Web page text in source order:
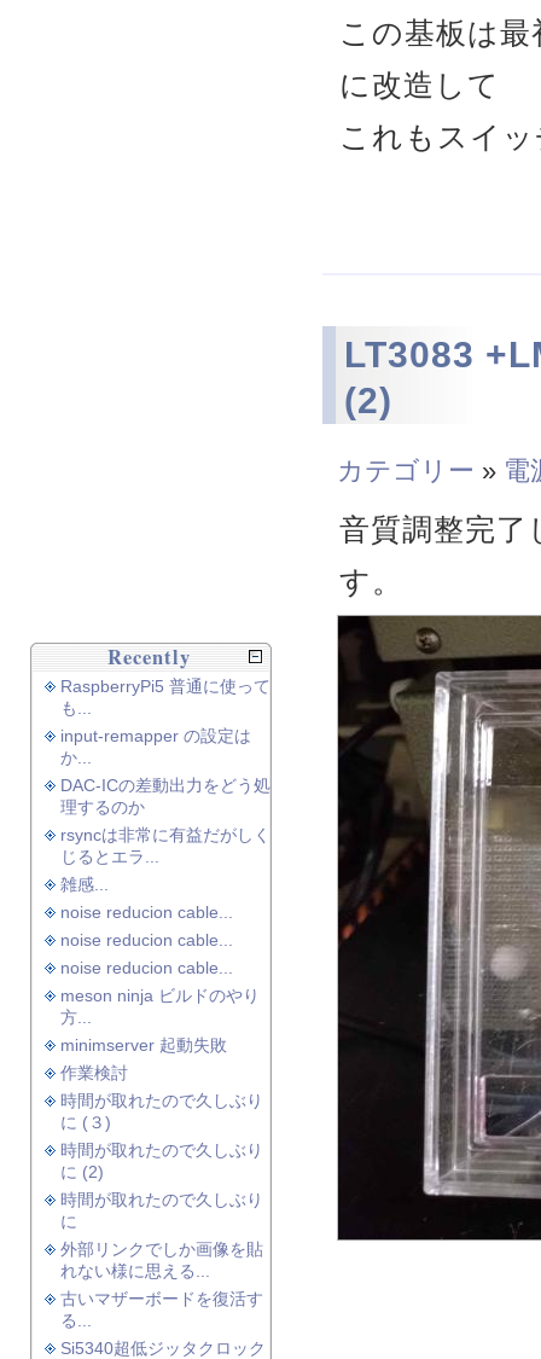
この基板は
に改造して
これもスイ
LT3083
(2)
カテゴリー » 電
音質調整完
す。
Recently
RaspberryPi5 普通に使って
も...
input-remapper の設定は
か...
DAC-ICの差動出力をどう処
理するのか
rsyncは非常に有益だがしく
じるとエラ...
雑感...
noise reducion cable...
noise reducion cable...
noise reducion cable...
meson ninja ビルドのやり
方...
minimserver 起動失敗
作業検討
時間が取れたので久しぶり
に (３)
時間が取れたので久しぶり
に (2)
時間が取れたので久しぶり
に
外部リンクでしか画像を貼
れない様に思える...
古いマザーボードを復活す
る...
Si5340超低ジッタクロック